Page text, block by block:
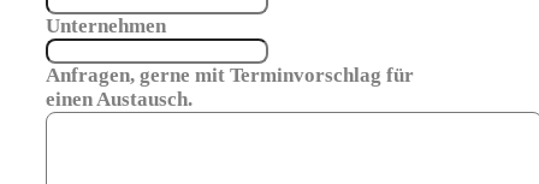
Unternehmen
Anfragen, gerne mit Terminvorschlag für
einen Austausch.